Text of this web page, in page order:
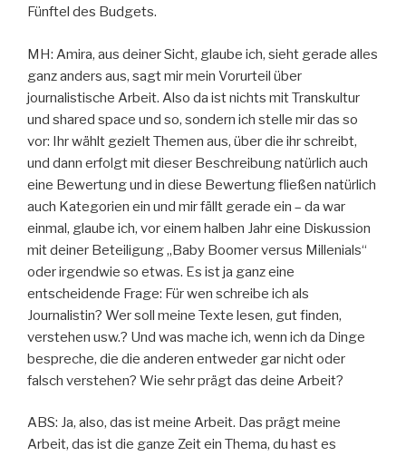
Fünftel des Budgets.
MH: Amira, aus deiner Sicht, glaube ich, sieht gerade alles
ganz anders aus, sagt mir mein Vorurteil über
journalistische Arbeit. Also da ist nichts mit Transkultur
und shared space und so, sondern ich stelle mir das so
vor: Ihr wählt gezielt Themen aus, über die ihr schreibt,
und dann erfolgt mit dieser Beschreibung natürlich auch
eine Bewertung und in diese Bewertung fließen natürlich
auch Kategorien ein und mir fällt gerade ein – da war
einmal, glaube ich, vor einem halben Jahr eine Diskussion
mit deiner Beteiligung „Baby Boomer versus Millenials“
oder irgendwie so etwas. Es ist ja ganz eine
entscheidende Frage: Für wen schreibe ich als
Journalistin? Wer soll meine Texte lesen, gut finden,
verstehen usw.? Und was mache ich, wenn ich da Dinge
bespreche, die die anderen entweder gar nicht oder
falsch verstehen? Wie sehr prägt das deine Arbeit?
ABS: Ja, also, das ist meine Arbeit. Das prägt meine
Arbeit, das ist die ganze Zeit ein Thema, du hast es